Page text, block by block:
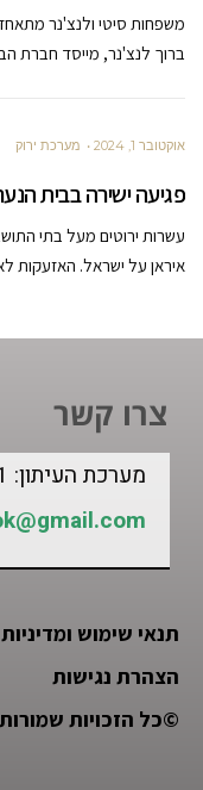
משפחות סיטי ולנצ'נר
ברוך לנצ'נר, מייסד חברת
אוקטובר 1, 2024 מערכת ירוק
פגיעה ישירה בבית
עשרות ירוטים מעל בתי
איראן על ישראל. האזעקות
צרו קשר
מערכת העיתון: 09-7604071
תנאי שימוש
הצהרת נגישות
©כל הזכויות